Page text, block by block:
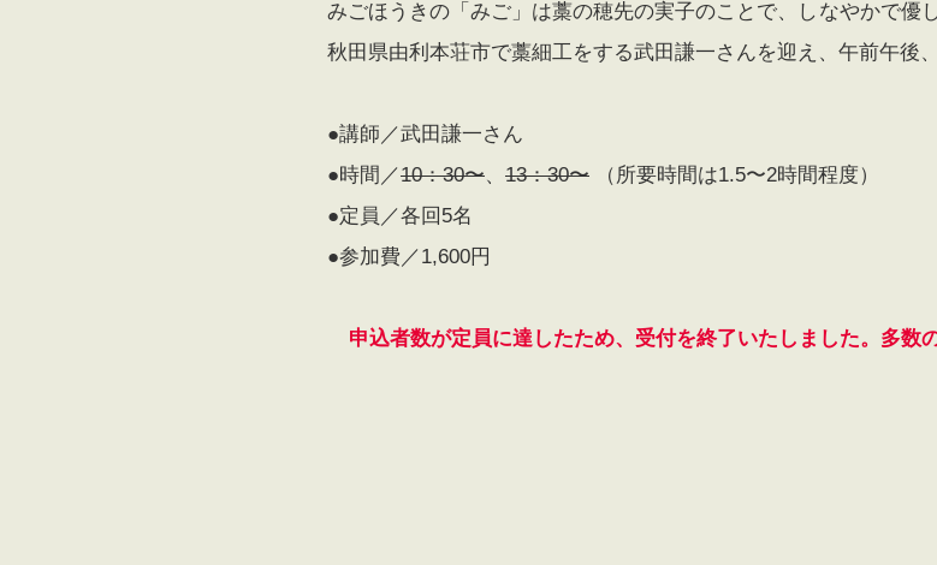
みごほうきの「みご」は藁の穂先の実子のことで、しなやかで優
秋田県由利本荘市で藁細工をする武田謙一さんを迎え、午前午後
●講師／武田謙一さん
●時間／10：30〜、 13：30〜 （所要時間は1.5〜2時間程度）
●定員／各回5名
●参加費／1,600円
申込者数が定員に達したため、受付を終了いたしました。多数